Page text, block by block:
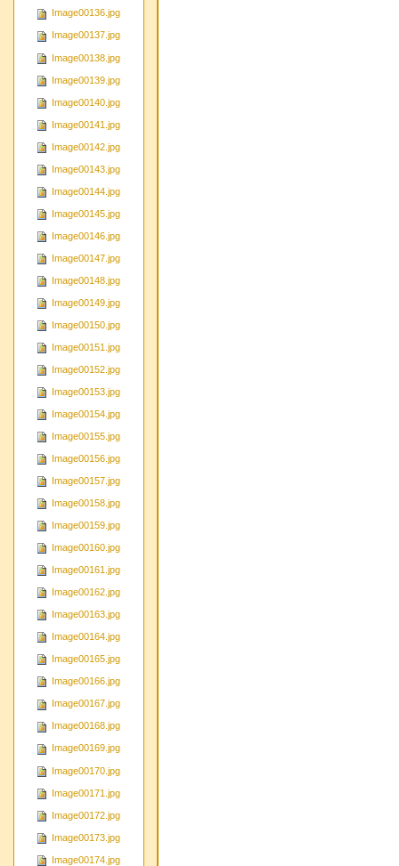
Image00136.jpg
Image00137.jpg
Image00138.jpg
Image00139.jpg
Image00140.jpg
Image00141.jpg
Image00142.jpg
Image00143.jpg
Image00144.jpg
Image00145.jpg
Image00146.jpg
Image00147.jpg
Image00148.jpg
Image00149.jpg
Image00150.jpg
Image00151.jpg
Image00152.jpg
Image00153.jpg
Image00154.jpg
Image00155.jpg
Image00156.jpg
Image00157.jpg
Image00158.jpg
Image00159.jpg
Image00160.jpg
Image00161.jpg
Image00162.jpg
Image00163.jpg
Image00164.jpg
Image00165.jpg
Image00166.jpg
Image00167.jpg
Image00168.jpg
Image00169.jpg
Image00170.jpg
Image00171.jpg
Image00172.jpg
Image00173.jpg
Image00174.jpg